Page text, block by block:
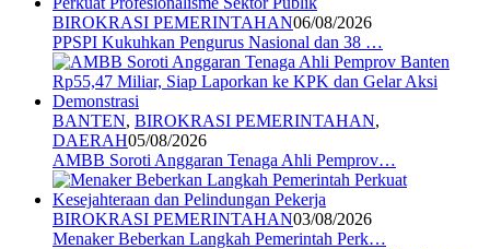
BIROKRASI PEMERINTAHAN06/08/2026
PPSPI Kukuhkan Pengurus Nasional dan 38 …
BANTEN, BIROKRASI PEMERINTAHAN,
DAERAH05/08/2026
AMBB Soroti Anggaran Tenaga Ahli Pemprov…
BIROKRASI PEMERINTAHAN03/08/2026
Menaker Beberkan Langkah Pemerintah Perk…